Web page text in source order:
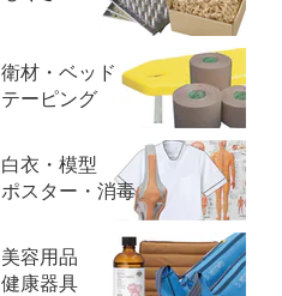
衛材・ベッド
テーピング
白衣・模型
ポスター・消毒
美容用品
健康器具